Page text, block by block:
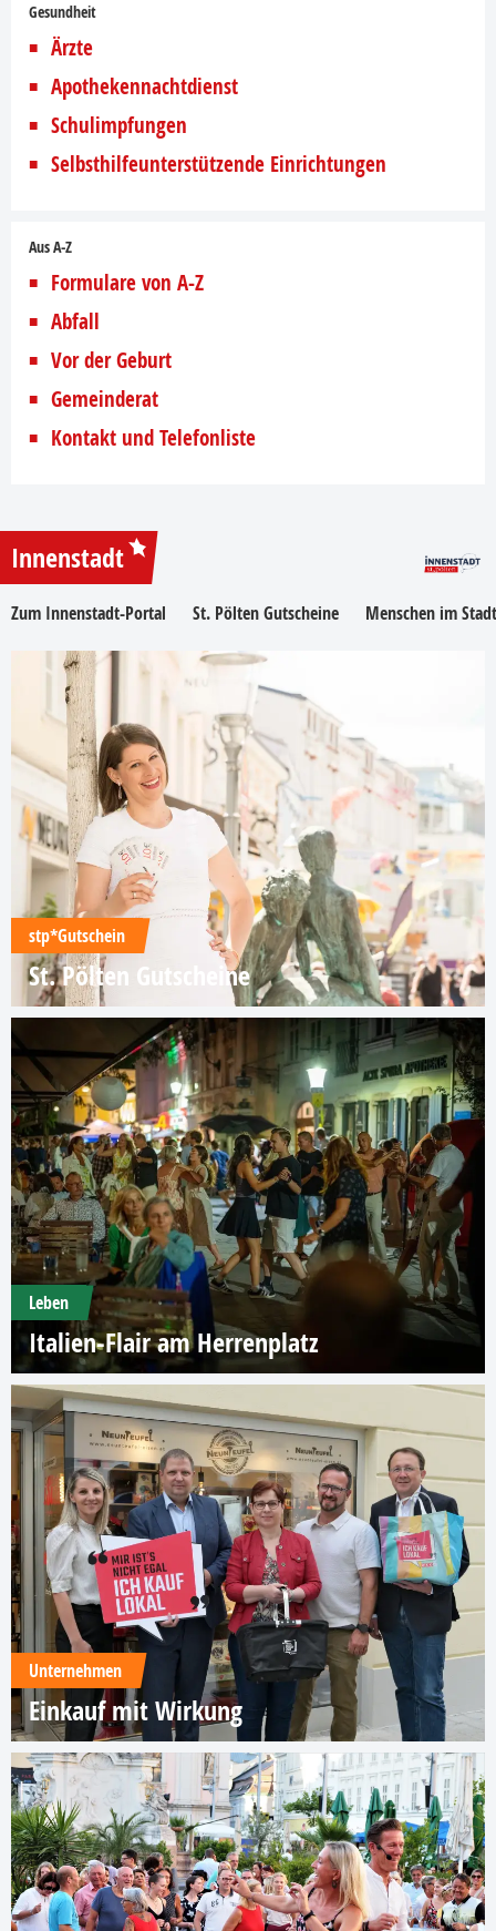
Gesundheit
Ärzte
Apothekennachtdienst
Schulimpfungen
Selbsthilfeunterstützende Einrichtungen
Aus A-Z
Formulare von A-Z
Abfall
Vor der Geburt
Gemeinderat
Kontakt und Telefonliste
Innenstadt
Zum Innenstadt-Portal St. Pölten Gutscheine Menschen im
stp*Gutschein
St. Pölten Gutscheine
Leben
Italien-Flair am Herrenplatz
Unternehmen
Einkauf mit Wirkung